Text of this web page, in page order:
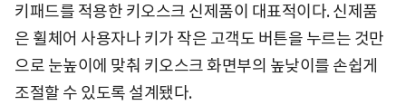
키패드를 적용한 키오스크 신제품이 대표적이다. 신제품
은 휠체어 사용자나 키가 작은 고객도 버튼을 누르는 것만
으로 눈높이에 맞춰 키오스크 화면부의 높낮이를 손쉽게
조절할 수 있도록 설계됐다.